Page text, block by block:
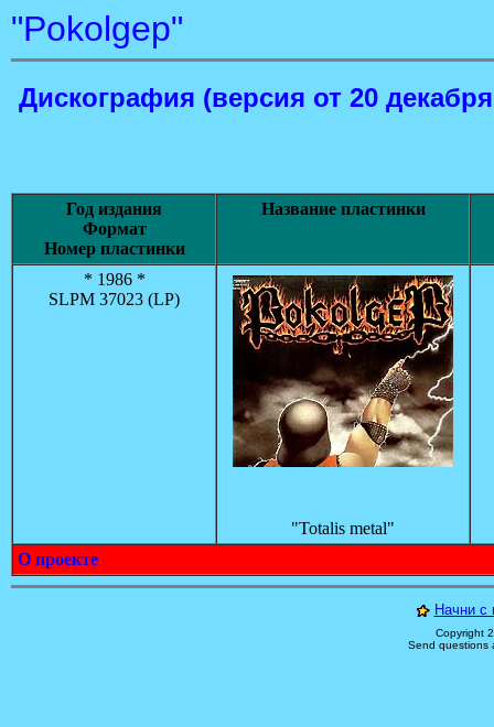
"Pokolgep"
Дискография (версия от 20
Год издания
Формат
Номер пластинки
Название пластинки
* 1986 *
SLPM 37023 (LP)
"Totalis metal"
О проекте
Начни с
Copyright
Send questions